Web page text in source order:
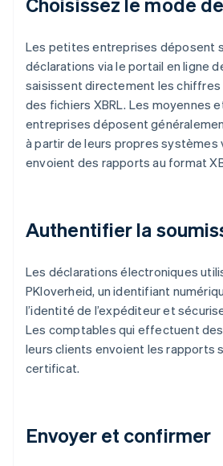
Les petites entreprises déposent
déclarations via le portail en ligne
saisissent directement les
des fichiers XBRL. Les moyennes
entreprises déposent
à partir de leurs propres systèmes
envoient des rapports au format
Authentifier la
Les déclarations électroniques
PKIoverheid, un identifiant
l’identité de l’expéditeur et
Les comptables qui effectuent
leurs clients envoient les rapports
certificat.
Envoyer et confirmer